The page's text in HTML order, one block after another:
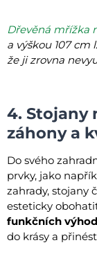
Dřevěná mřížka
a výškou 107
že ji zrovna
4. Stojany
záhony a
Do svého
prvky, jako
zahrady, stojany
esteticky
funkčních výhod
do krásy a